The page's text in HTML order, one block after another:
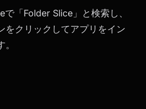
「Folder Slice」と検索し、
をクリックしてアプリをイン